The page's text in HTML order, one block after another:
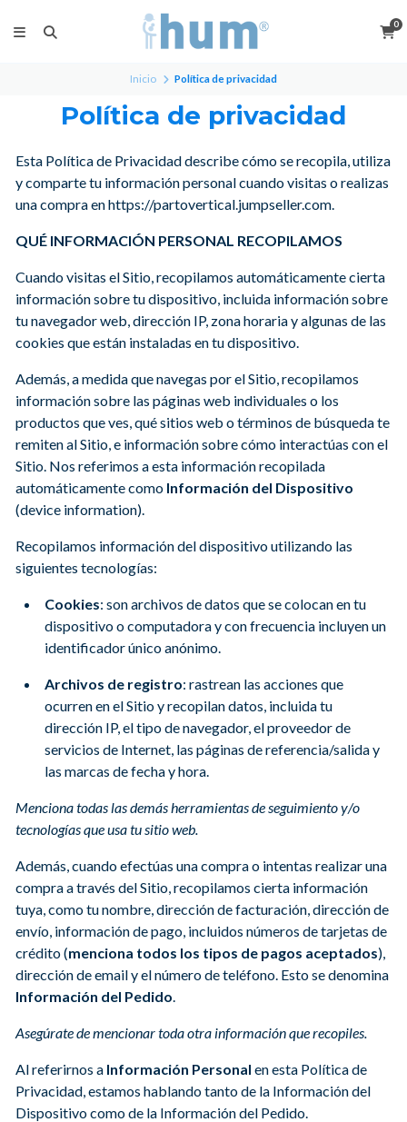
0
Inicio Política de privacidad
Política de privacidad
Esta Política de Privacidad describe cómo se recopila, utiliza
y comparte tu información personal cuando visitas o realizas
una compra en https://partovertical.jumpseller.com.
QUÉ INFORMACIÓN PERSONAL RECOPILAMOS
Cuando visitas el Sitio, recopilamos automáticamente cierta
información sobre tu dispositivo, incluida información sobre
tu navegador web, dirección IP, zona horaria y algunas de las
cookies que están instaladas en tu dispositivo.
Además, a medida que navegas por el Sitio, recopilamos
información sobre las páginas web individuales o los
productos que ves, qué sitios web o términos de búsqueda te
remiten al Sitio, e información sobre cómo interactúas con el
Sitio. Nos referimos a esta información recopilada
automáticamente como Información del Dispositivo
(device information).
Recopilamos información del dispositivo utilizando las
siguientes tecnologías:
Cookies: son archivos de datos que se colocan en tu
dispositivo o computadora y con frecuencia incluyen un
identificador único anónimo.
Archivos de registro: rastrean las acciones que
ocurren en el Sitio y recopilan datos, incluida tu
dirección IP, el tipo de navegador, el proveedor de
servicios de Internet, las páginas de referencia/salida y
las marcas de fecha y hora.
Menciona todas las demás herramientas de seguimiento y/o
tecnologías que usa tu sitio web.
Además, cuando efectúas una compra o intentas realizar una
compra a través del Sitio, recopilamos cierta información
tuya, como tu nombre, dirección de facturación, dirección de
envío, información de pago, incluidos números de tarjetas de
crédito (menciona todos los tipos de pagos aceptados),
dirección de email y el número de teléfono. Esto se denomina
Información del Pedido.
Asegúrate de mencionar toda otra información que recopiles.
Al referirnos a Información Personal en esta Política de
Privacidad, estamos hablando tanto de la Información del
Dispositivo como de la Información del Pedido.